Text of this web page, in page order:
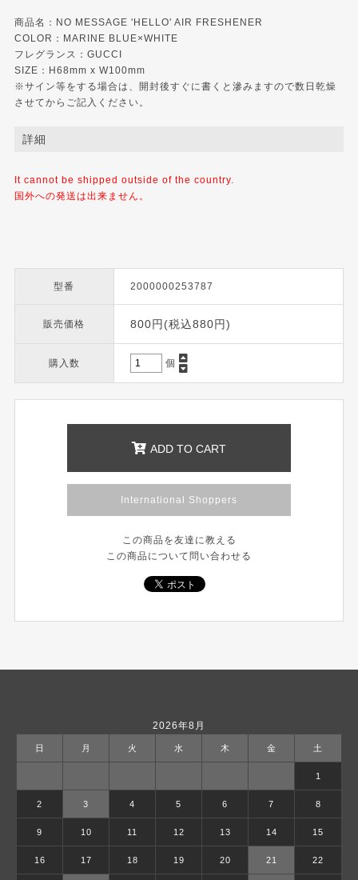
商品名：NO MESSAGE 'HELLO' AIR FRESHENER
COLOR：MARINE BLUE×WHITE
フレグランス：GUCCI
SIZE：H68mm x W100mm
※サイン等をする場合は、開封後すぐに書くと滲みますので数日乾燥
させてからご記入ください。
詳細
It cannot be shipped outside of the country.
国外への発送は出来ません。
型番 2000000253787
販売価格 800円(税込880円)
購入数 個
ADD TO CART
International Shoppers
この商品を友達に教える
この商品について問い合わせる
2026年8月
日 月 火 水 木 金 土
1
2 3 4 5 6 7 8
9 10 11 12 13 14 15
16 17 18 19 20 21 22